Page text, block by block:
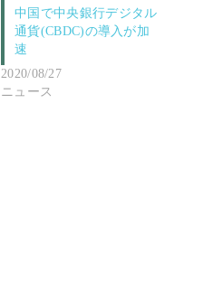
中国で中央銀行デジタル
通貨(CBDC)の導入が加
速
2020/08/27
ニュース